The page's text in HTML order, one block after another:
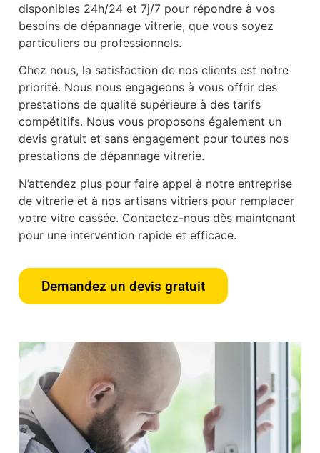
disponibles 24h/24 et 7j/7 pour répondre à vos
besoins de dépannage vitrerie, que vous soyez
particuliers ou professionnels.
Chez nous, la satisfaction de nos clients est notre
priorité. Nous nous engageons à vous offrir des
prestations de qualité supérieure à des tarifs
compétitifs. Nous vous proposons également un
devis gratuit et sans engagement pour toutes nos
prestations de dépannage vitrerie.
N’attendez plus pour faire appel à notre entreprise
de vitrerie et à nos artisans vitriers pour remplacer
votre vitre cassée. Contactez-nous dès maintenant
pour une intervention rapide et efficace.
Demandez un devis gratuit